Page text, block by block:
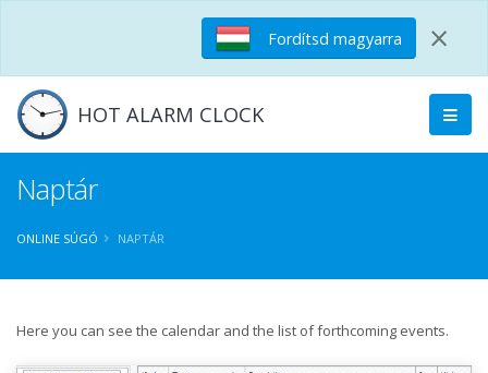
Fordítsd magyarra ×
HOT ALARM CLOCK
Naptár
ONLINE SÚGÓ NAPTÁR
Here you can see the calendar and the list of forthcoming events.